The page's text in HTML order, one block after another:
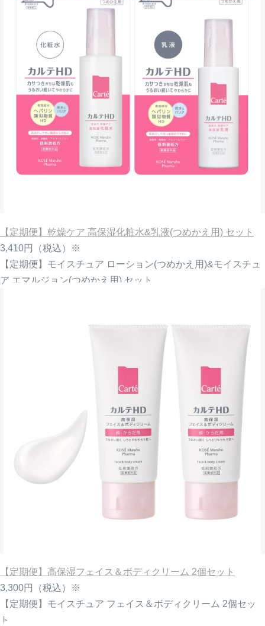
【定期便】乾燥ケア 高保湿化粧水&乳液(つめかえ用) セット
3,410円
（税込）※
【定期便】モイスチュア ローション(つめかえ用)&モイスチュ
ア エマルジョン(つめかえ用) セット
【定期便】高保湿フェイス＆ボディクリーム 2個セット
3,300円
（税込）※
【定期便】モイスチュア フェイス＆ボディクリーム 2個セッ
ト